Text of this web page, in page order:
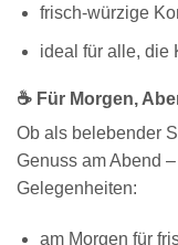
frisch-würzige
ideal für alle, die
☕ Für Morgen,
Ob als belebender
Genuss am Abend –
Gelegenheiten:
am Morgen für